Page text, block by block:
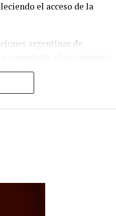
el acceso de la
argentinas de
país.